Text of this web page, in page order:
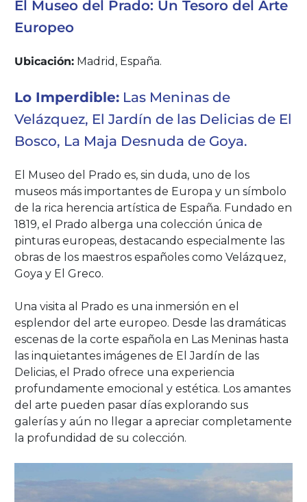
El Museo del Prado: Un Tesoro del Arte
Europeo
Ubicación:Madrid, España.
Lo Imperdible:Las Meninas de
Velázquez, El Jardín de las Delicias de El
Bosco, La Maja Desnuda de Goya.
El Museo del Prado es, sin duda, uno de los
museos más importantes de Europa y un símbolo
de la rica herencia artística de España. Fundado en
1819, el Prado alberga una colección única de
pinturas europeas, destacando especialmente las
obras de los maestros españoles como Velázquez,
Goya y El Greco.
Una visita al Prado es una inmersión en el
esplendor del arte europeo. Desde las dramáticas
escenas de la corte española en Las Meninas hasta
las inquietantes imágenes de El Jardín de las
Delicias, el Prado ofrece una experiencia
profundamente emocional y estética. Los amantes
del arte pueden pasar días explorando sus
galerías y aún no llegar a apreciar completamente
la profundidad de su colección.